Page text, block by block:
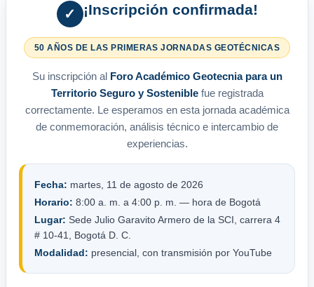
✓ ¡Inscripción confirmada!
50 AÑOS DE LAS PRIMERAS JORNADAS GEOTÉCNICAS
Su inscripción al Foro Académico Geotecnia para un
Territorio Seguro y Sosteniblefue registrada
correctamente. Le esperamos en esta jornada académica
de conmemoración, análisis técnico e intercambio de
experiencias.
Fecha: martes, 11 de agosto de 2026
Horario: 8:00 a. m. a 4:00 p. m. — hora de Bogotá
Lugar: Sede Julio Garavito Armero de la SCI, carrera 4
# 10-41, Bogotá D. C.
Modalidad: presencial, con transmisión por YouTube